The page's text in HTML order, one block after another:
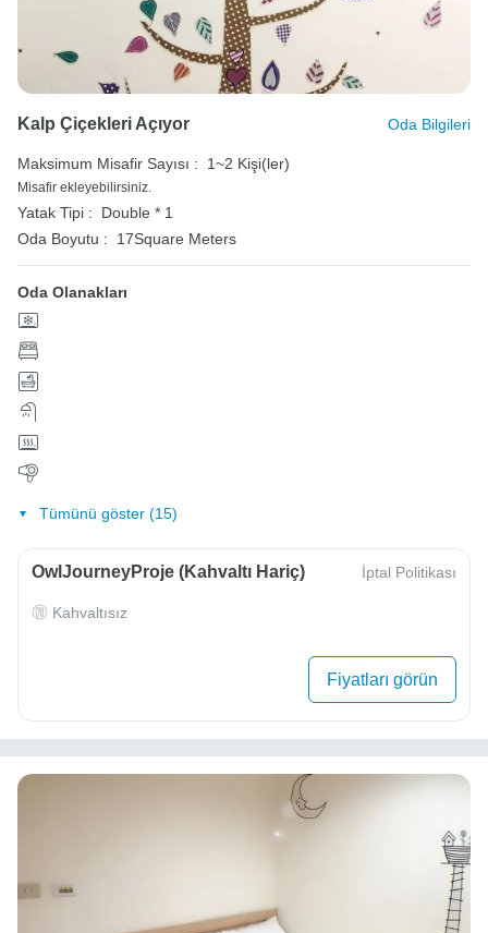
Kalp Çiçekleri Açıyor Oda Bilgileri
Maksimum Misafir Sayısı : 1~2 Kişi(ler)
Misafir ekleyebilirsiniz.
Yatak Tipi :
Double * 1
Oda Boyutu :
17Square Meters
Oda Olanakları
Tümünü göster (15)
OwlJourneyProje (Kahvaltı Hariç) İptal Politikası
Kahvaltısız
Fiyatları görün